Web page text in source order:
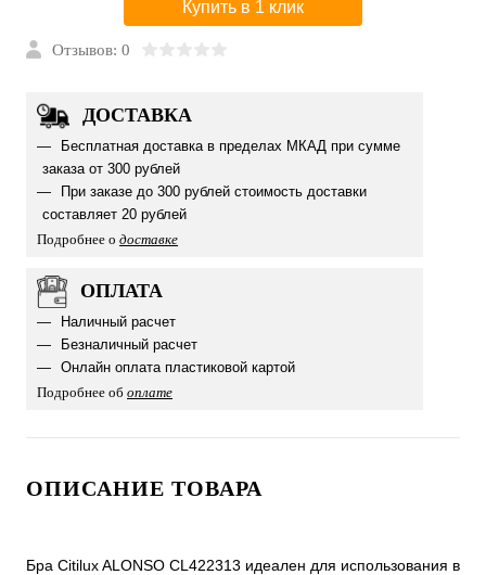
Купить в 1 клик
Отзывов: 0
ДОСТАВКА
Бесплатная доставка в пределах МКАД при сумме
заказа от 300 рублей
При заказе до 300 рублей стоимость доставки
составляет 20 рублей
Подробнее о доставке
ОПЛАТА
Наличный расчет
Безналичный расчет
Онлайн оплата пластиковой картой
Подробнее об оплате
ОПИСАНИЕ ТОВАРА
Бра Citilux ALONSO CL422313 идеален для использования в